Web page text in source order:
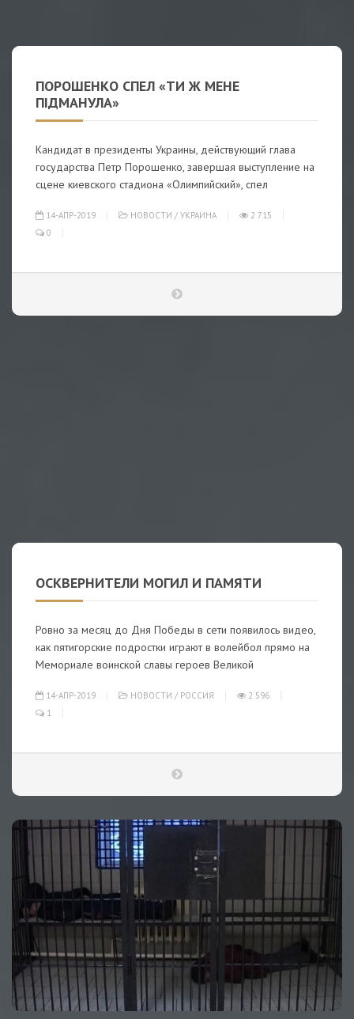
ПОРОШЕНКО СПЕЛ «ТИ Ж МЕНЕ
ПІДМАНУЛА»
Кандидат в президенты Украины, действующий глава
государства Петр Порошенко, завершая выступление на
сцене киевского стадиона «Олимпийский», спел
14-АПР-2019 НОВОСТИ / УКРАИНА
2 715
0
ОСКВЕРНИТЕЛИ МОГИЛ И ПАМЯТИ
Ровно за месяц до Дня Победы в сети появилось видео,
как пятигорские подростки играют в волейбол прямо на
Мемориале воинской славы героев Великой
14-АПР-2019 НОВОСТИ / РОССИЯ
2 596
1